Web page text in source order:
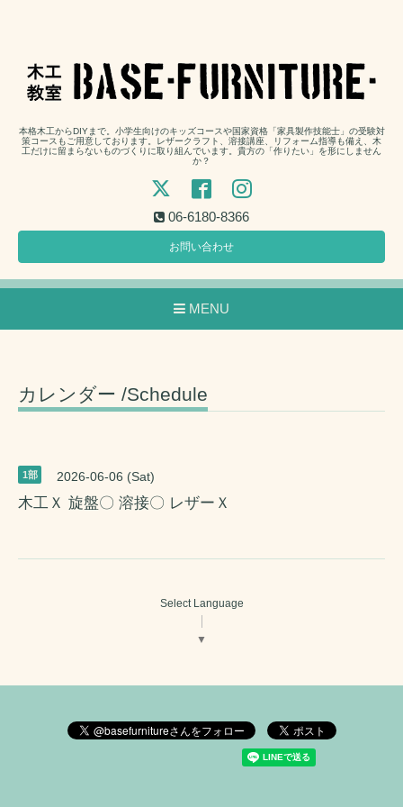
本格木工からDIYまで。小学生向けのキッズコースや国家資格「家具製作技能士」の受験対
策コースもご用意しております。レザークラフト、溶接講座、リフォーム指導も備え、木
工だけに留まらないものづくりに取り組んでいます。貴方の「作りたい」を形にしません
か？
06-6180-8366
お問い合わせ
MENU
カレンダー /Schedule
1部 2026-06-06 (Sat)
木工Ｘ 旋盤〇 溶接〇 レザーＸ
Select Language
▼